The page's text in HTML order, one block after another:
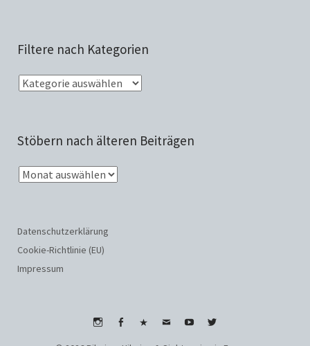
Filtere nach Kategorien
Stöbern nach älteren Beiträgen
Datenschutzerklärung
Cookie-Richtlinie (EU)
Impressum